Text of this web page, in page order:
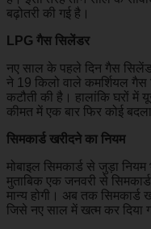
बढ़ोतरी की गई है।
​LPG गैस सिलेंडर
नए साल के पहले दिन गैस
ने 19 किलो वाले कमर्शियल गैस
कटौती की है। हालांकि घरों में
कीमत में एक बार फिर कोई
​सिमकार्ड खरीदने का नियम
मोबाइल सिमकार्ड से जुड़ा
मुताबिक एक जनवरी से
मान्य होगी। अब तक सिमकार्ड
जिसे नए साल में खत्म कर दिया